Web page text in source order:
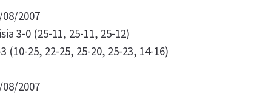
2007
3-0 (25-11, 25-11, 25-12)
(10-25, 22-25, 25-20, 25-23, 14-16)
2007